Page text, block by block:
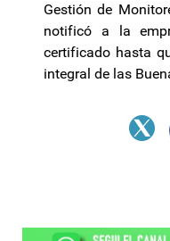
Gestión de
notificó a la
certificado hasta
integral de las